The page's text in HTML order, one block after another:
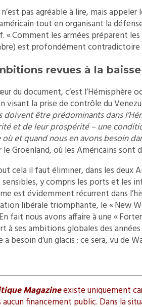
pas agréable à lire, mais
tout en organisant la
« Comment les armées préparent les
) est profondément contradictoire
revues à la baisse
du document, c’est l’Hémisphère
visant la prise de contrôle du
doivent être prédominants dans
et de leur prospérité – une
et quand nous en avons besoin
le Groenland, où les Américains sont
cela il faut éliminer, dans les deux
y compris les ports et les
est évidemment récurrent dans
libérale triomphante, le « New
fait nous avons affaire à une «
à ses ambitions globales des
besoin d’un glacis : ce sera, vu de
Magazineexiste uniquement
aucun financement public. Dans la